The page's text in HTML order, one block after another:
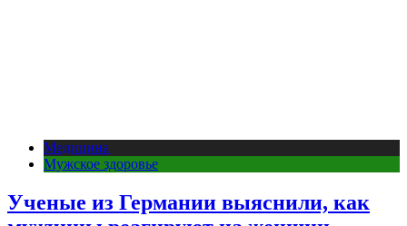
Медицина
Мужское здоровье
Ученые из Германии выяснили, как